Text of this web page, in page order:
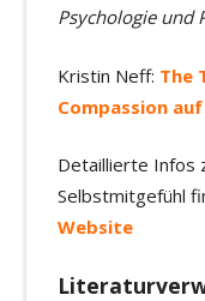
Psychologie und
Kristin Neff: The
Compassion auf
Detaillierte Infos
Selbstmitgefühl
Website